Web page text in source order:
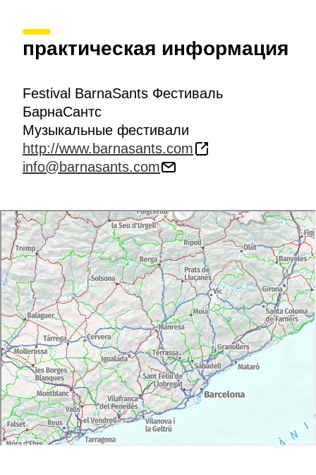
практическая информация
Festival BarnaSants Фестиваль
БарнаСантс
Музыкальные фестивали
http://www.barnasants.com
info@barnasants.com